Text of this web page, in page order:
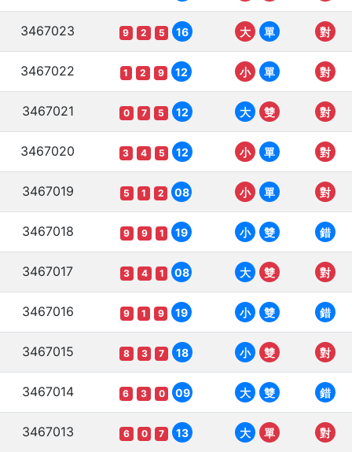
3467023 9 2 5 16 大 單 對
3467022 1 2 9 12 小 單 對
3467021 0 7 5 12 大 雙 對
3467020 3 4 5 12 小 單 對
3467019 5 1 2 08 小 單 對
3467018 9 9 1 19 小 雙 錯
3467017 3 4 1 08 大 雙 對
3467016 9 1 9 19 小 雙 錯
3467015 8 3 7 18 小 雙 對
3467014 6 3 0 09 大 雙 錯
3467013 6 0 7 13 大 單 對